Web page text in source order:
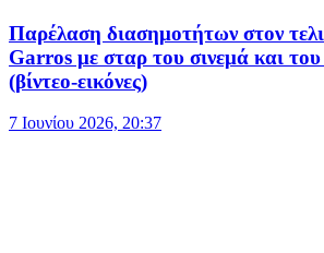
Παρέλαση διασημοτήτων στον
Garros με σταρ του σινεμά και
(βίντεο-εικόνες)
7 Ιουνίου 2026, 20:37